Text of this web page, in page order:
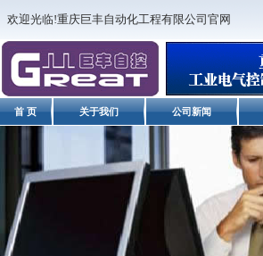
欢迎光临!重庆巨丰自动化工程有限公司官网
首 页 关于我们 公司新闻